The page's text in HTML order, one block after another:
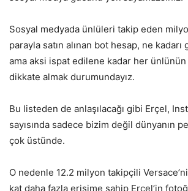
Sosyal medyada ünlüleri takip eden
parayla satın alınan bot hesap, ne
ama aksi ispat edilene kadar her ünlünün
dikkate almak durumundayız.
Bu listeden de anlaşılacağı gibi Erçel,
sayısında sadece bizim değil dünyanın
çok üstünde.
O nedenle 12.2 milyon takipçili
kat daha fazla erişime sahip Erçel’in